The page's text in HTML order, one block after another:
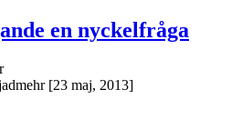
en nyckelfråga
[23 maj, 2013]